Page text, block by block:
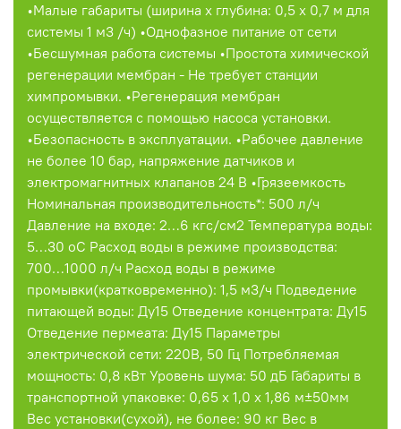
•Малые габариты (ширина x глубина: 0,5 х 0,7 м для
системы 1 м3 /ч) •Однофазное питание от сети
•Бесшумная работа системы •Простота химической
регенерации мембран - Не требует станции
химпромывки. •Регенерация мембран
осуществляется с помощью насоса установки.
•Безопасность в эксплуатации. •Рабочее давление
не более 10 бар, напряжение датчиков и
электромагнитных клапанов 24 В •Грязеемкость
Номинальная производительность*: 500 л/ч
Давление на входе: 2…6 кгс/см2 Температура воды:
5…30 оС Расход воды в режиме производства:
700…1000 л/ч Расход воды в режиме
промывки(кратковременно): 1,5 м3/ч Подведение
питающей воды: Ду15 Отведение концентрата: Ду15
Отведение пермеата: Ду15 Параметры
электрической сети: 220В, 50 Гц Потребляемая
мощность: 0,8 кВт Уровень шума: 50 дБ Габариты в
транспортной упаковке: 0,65 х 1,0 х 1,86 м±50мм
Вес установки(сухой), не более: 90 кг Вес в